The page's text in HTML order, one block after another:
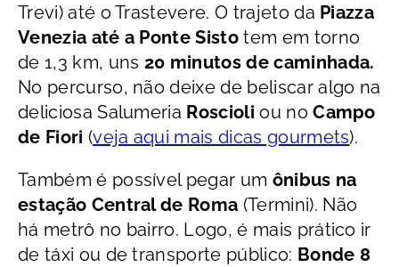
Trevi) até o Trastevere. O trajeto da Piazza
Venezia até a Ponte Sistotem em torno
de 1,3 km, uns 20 minutos de caminhada.
No percurso, não deixe de beliscar algo na
deliciosa Salumeria Roscioli ou noCampo
de Fiori (veja aqui mais dicas gourmets).
Também é possível pegar um ônibus na
estação Central de Roma (Termini). Não
há metrô no bairro. Logo, é mais prático ir
de táxi ou de transporte público: Bonde 8